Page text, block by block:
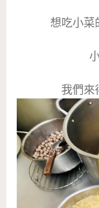
想吃小菜
我們來